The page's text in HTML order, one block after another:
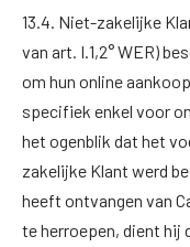
13.4. Niet-zakelijke
van art. I.1,2° WER)
om hun online
specifiek enkel voor
het ogenblik dat het
zakelijke Klant werd
heeft ontvangen van
te herroepen, dient hij